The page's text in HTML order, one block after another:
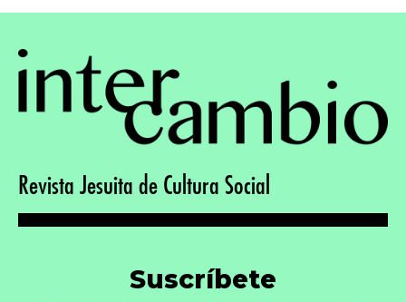
Revista Jesuita de Cultura Social
Suscríbete